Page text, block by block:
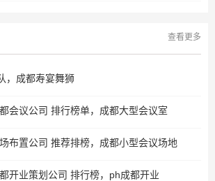
查看更多
，成都寿宴舞狮
会议公司 排行榜单，成都大型会议室
布置公司 推荐排榜，成都小型会议场地
开业策划公司 排行榜，ph成都开业